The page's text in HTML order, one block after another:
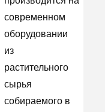
современном
оборудовании
из
растительного
сырья
собираемого в